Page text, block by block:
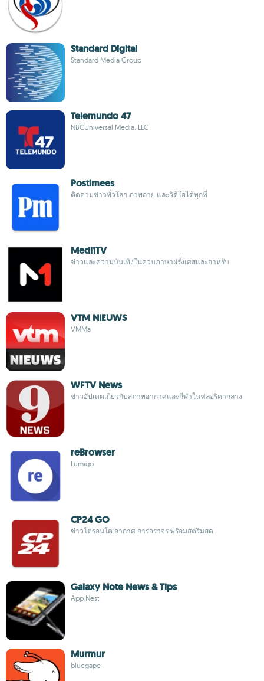
Standard Digital
Standard Media Group
Telemundo 47
NBCUniversal Media, LLC
Postimees
ติดตามข่าวทั่วโลก ภาพถ่าย และวิดีโอได้ทุกที่
Medi1TV
ข่าวและความบันเทิงในควบภาษาฝรั่งเศสและอาหรับ
VTM NIEUWS
VMMa
WFTV News
ข่าวอัปเดตเกี่ยวกับสภาพอากาศและกีฬาในฟลอริดากลาง
reBrowser
Lumigo
CP24 GO
ข่าวโตรอนโต อากาศ การจราจร พร้อมสตรีมสด
Galaxy Note News & Tips
App Nest
Murmur
bluegape